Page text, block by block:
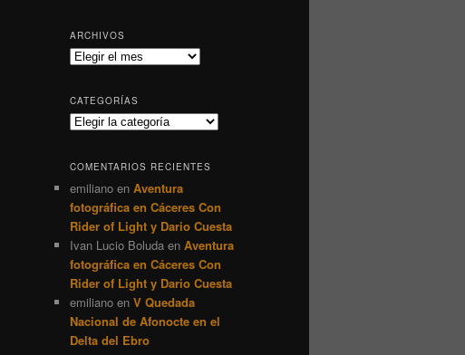
ARCHIVOS
Archivos
CATEGORÍAS
Categorías
COMENTARIOS RECIENTES
emiliano en Aventura
fotográfica en Cáceres Con
Rider of Light y Dario Cuesta
Ivan Lucio Boluda en Aventura
fotográfica en Cáceres Con
Rider of Light y Dario Cuesta
emiliano en V Quedada
Nacional de Afonocte en el
Delta del Ebro